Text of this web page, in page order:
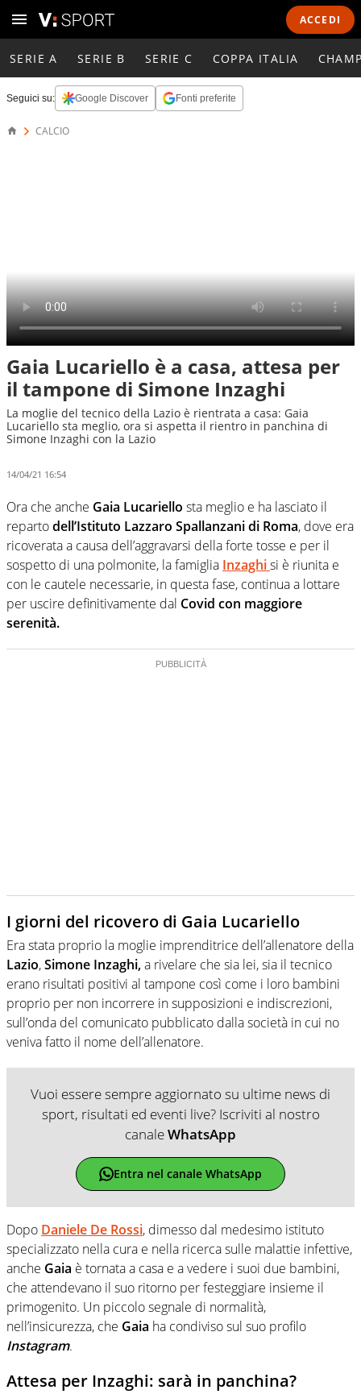
ACCEDI
SERIE A SERIE B SERIE C COPPA ITALIA
Seguici su: Google Discover Fonti preferite
CALCIO
Gaia Lucariello è a casa, attesa per
il tampone di Simone Inzaghi
La moglie del tecnico della Lazio è rientrata a casa: Gaia
Lucariello sta meglio, ora si aspetta il rientro in panchina di
Simone Inzaghi con la Lazio
14/04/21 16:54
Ora che anche Gaia Lucariello sta meglio e ha lasciato il
repartodell’Istituto Lazzaro Spallanzani di Roma, dove era
ricoverata a causa dell’aggravarsi della forte tosse e per il
sospetto di una polmonite, la famiglia Inzaghisi è riunita e
con le cautele necessarie, in questa fase, continua a lottare
per uscire definitivamente dal Covid con maggiore
serenità.
I giorni del ricovero di Gaia Lucariello
Era stata proprio la moglie imprenditrice dell’allenatore della
Lazio,Simone Inzaghi,a rivelare che sia lei, sia il tecnico
erano risultati positivi al tampone così come i loro bambini
proprio per non incorrere in supposizioni e indiscrezioni,
sull’onda del comunicato pubblicato dalla società in cui no
veniva fatto il nome dell’allenatore.
Vuoi essere sempre aggiornato su ultime news di
sport, risultati ed eventi live? Iscriviti al nostro
canaleWhatsApp
Entra nel canale WhatsApp
Dopo Daniele De Rossi, dimesso dal medesimo istituto
specializzato nella cura e nella ricerca sulle malattie infettive,
anche Gaia è tornata a casa e a vedere i suoi due bambini,
che attendevano il suo ritorno per festeggiare insieme il
primogenito. Un piccolo segnale di normalità,
nell’insicurezza, che Gaia ha condiviso sul suo profilo
Instagram.
Attesa per Inzaghi: sarà in panchina?